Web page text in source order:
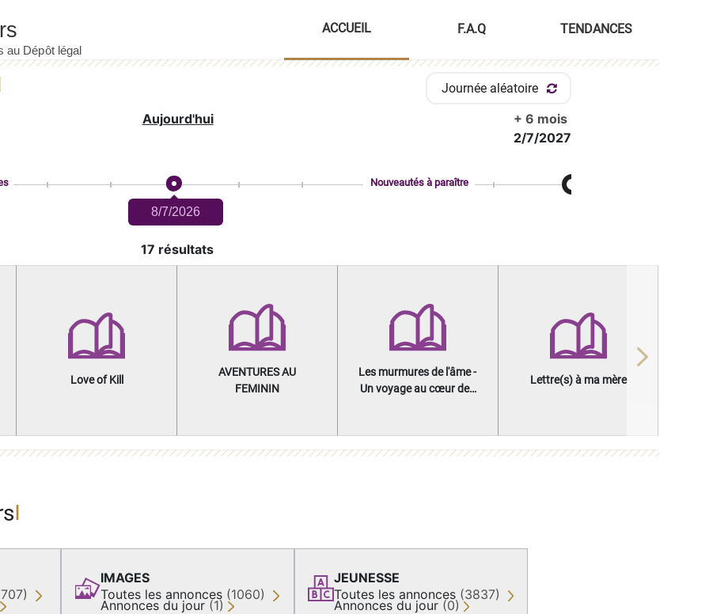
ACCUEIL F.A.Q TENDANCES
Journée aléatoire
Aujourd'hui
+ 6 mois
2/7/2027
8/7/2026
Nouveautés à paraître
17 résultats
Love of Kill
AVENTURES AU
FEMININ
Les murmures de l'âme -
Un voyage au cœur des
Lettre(s) à ma mère
Next
IMAGES
Toutes les annonces (1060)
Annonces du jour (1)
JEUNESSE
Toutes les annonces (3837)
Annonces du jour (0)